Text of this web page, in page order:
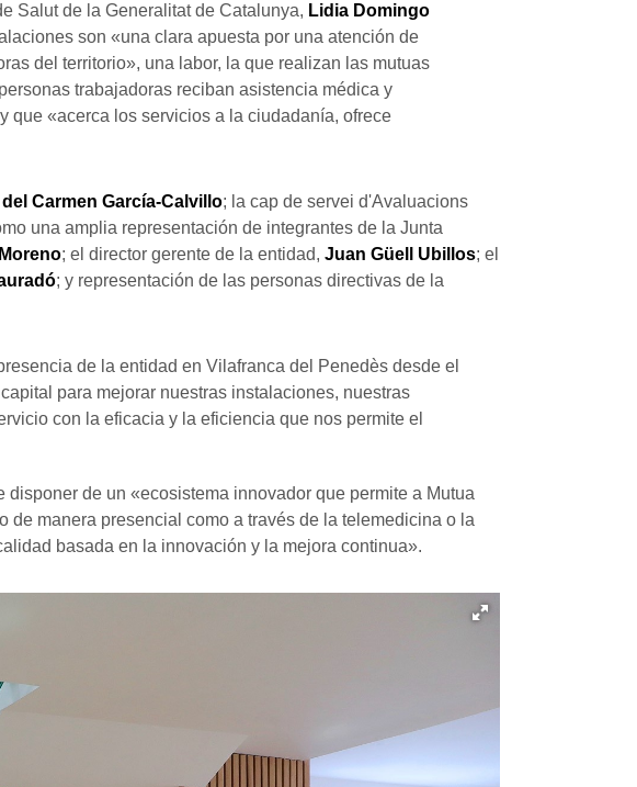
Salut de la Generalitat de Catalunya, Lidia Domingo
son «una clara apuesta por una atención de
del territorio», una labor, la que realizan las mutuas
trabajadoras reciban asistencia médica y
que «acerca los servicios a la ciudadanía, ofrece
del Carmen García-Calvillo; la cap de servei d'Avaluacions
una amplia representación de integrantes de la Junta
; el director gerente de la entidad, Juan Güell Ubillos; el
; y representación de las personas directivas de la
de la entidad en Vilafranca del Penedès desde el
para mejorar nuestras instalaciones, nuestras
con la eficacia y la eficiencia que nos permite el
de un «ecosistema innovador que permite a Mutua
manera presencial como a través de la telemedicina o la
basada en la innovación y la mejora continua».